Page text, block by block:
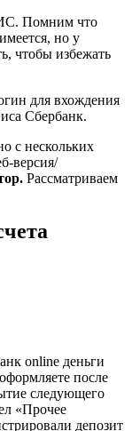
Помним что
но у
чтобы избежать
для вхождения
Сбербанк.
с нескольких
версия/
Рассматриваем
online деньги
после
следующего
«Прочее
депозит